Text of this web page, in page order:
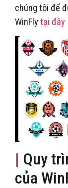
chúng tôi để
WinFlytại đây
| Quy
của